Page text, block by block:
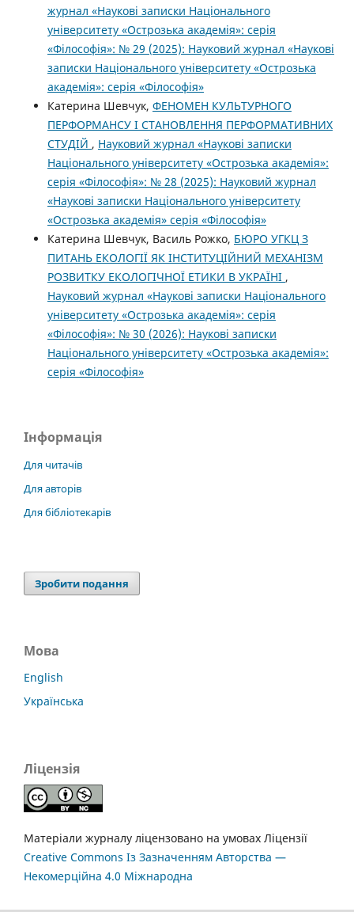
журнал «Наукові записки Національного
університету «Острозька академія»: серія
«Філософія»: № 29 (2025): Науковий журнал «Наукові
записки Національного університету «Острозька
академія»: серія «Філософія»
Катерина Шевчук, ФЕНОМЕН КУЛЬТУРНОГО
ПЕРФОРМАНСУ І СТАНОВЛЕННЯ ПЕРФОРМАТИВНИХ
СТУДІЙ , Науковий журнал «Наукові записки
Національного університету «Острозька академія»:
серія «Філософія»: № 28 (2025): Науковий журнал
«Наукові записки Національного університету
«Острозька академія» серія «Філософія»
Катерина Шевчук, Василь Рожко, БЮРО УГКЦ З
ПИТАНЬ ЕКОЛОГІЇ ЯК ІНСТИТУЦІЙНИЙ МЕХАНІЗМ
РОЗВИТКУ ЕКОЛОГІЧНОЇ ЕТИКИ В УКРАЇНІ ,
Науковий журнал «Наукові записки Національного
університету «Острозька академія»: серія
«Філософія»: № 30 (2026): Наукові записки
Національного університету «Острозька академія»:
серія «Філософія»
Інформація
Для читачів
Для авторів
Для бібліотекарів
Зробити подання
Мова
English
Українська
Ліцензія
Матеріали журналу ліцензовано на умовах Ліцензії
Creative Commons Із Зазначенням Авторства —
Некомерційна 4.0 Міжнародна